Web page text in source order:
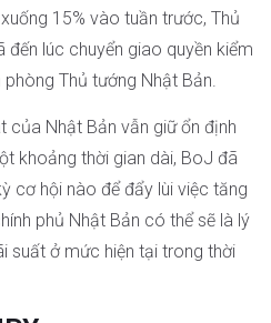
15% vào tuần trước, Thủ
đến lúc chuyển giao quyền kiểm
Thủ tướng Nhật Bản.
Nhật Bản vẫn giữ ổn định
khoảng thời gian dài, BoJ đã
cơ hội nào để đẩy lùi việc tăng
phủ Nhật Bản có thể sẽ là lý
suất ở mức hiện tại trong thời